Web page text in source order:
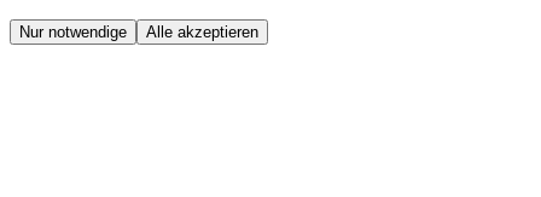
Nur notwendige Alle akzeptieren